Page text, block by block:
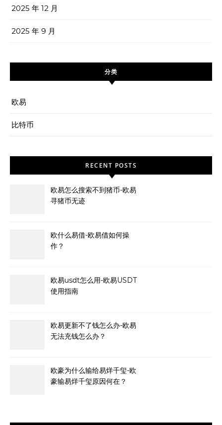
2025 年 12 月
2025 年 9 月
分类
欧易
比特币
RECENT POSTS
欧易怎么搜索不到猪币-欧易
寻猪币无迹
欧什么易借-欧易借如何操
作？
欧易usdt怎么用-欧易USDT
使用指南
欧易更新不了钱怎么办-欧易
无法充钱怎么办？
欧豪为什么输给易烊千玺-欧
豪输易烊千玺原因何在？